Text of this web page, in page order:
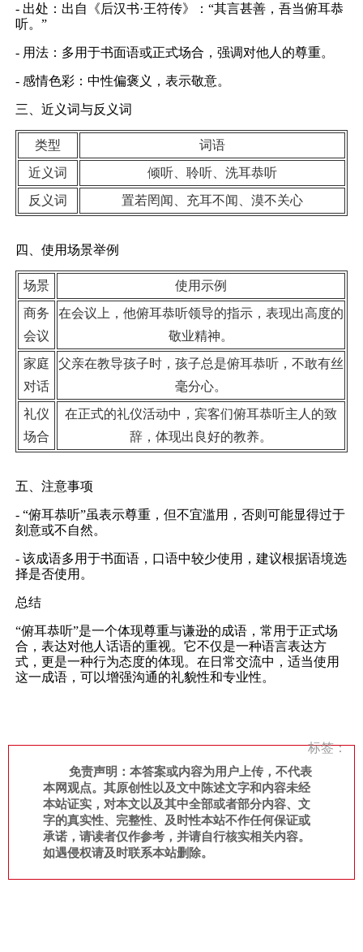
- 出处：出自《后汉书·王符传》：“其言甚善，吾当俯耳恭
听。”
- 用法：多用于书面语或正式场合，强调对他人的尊重。
- 感情色彩：中性偏褒义，表示敬意。
三、近义词与反义词
类型
词语
近义词
倾听、聆听、洗耳恭听
反义词
置若罔闻、充耳不闻、漠不关心
四、使用场景举例
场景
使用示例
商务
会议
在会议上，他俯耳恭听领导的指示，表现出高度的
敬业精神。
家庭
对话
父亲在教导孩子时，孩子总是俯耳恭听，不敢有丝
毫分心。
礼仪
场合
在正式的礼仪活动中，宾客们俯耳恭听主人的致
辞，体现出良好的教养。
五、注意事项
- “俯耳恭听”虽表示尊重，但不宜滥用，否则可能显得过于
刻意或不自然。
- 该成语多用于书面语，口语中较少使用，建议根据语境选
择是否使用。
总结
“俯耳恭听”是一个体现尊重与谦逊的成语，常用于正式场
合，表达对他人话语的重视。它不仅是一种语言表达方
式，更是一种行为态度的体现。在日常交流中，适当使用
这一成语，可以增强沟通的礼貌性和专业性。
标签：
免责声明：本答案或内容为用户上传，不代表
本网观点。其原创性以及文中陈述文字和内容未经
本站证实，对本文以及其中全部或者部分内容、文
字的真实性、完整性、及时性本站不作任何保证或
承诺，请读者仅作参考，并请自行核实相关内容。
如遇侵权请及时联系本站删除。